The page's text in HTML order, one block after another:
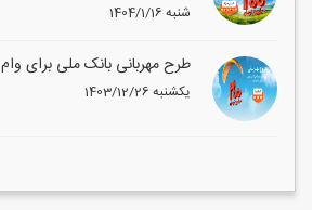
1404/1/16 شنبه
طرح مهربانی بانک ملی برای وام 1404
1403/12/26 یکشنبه